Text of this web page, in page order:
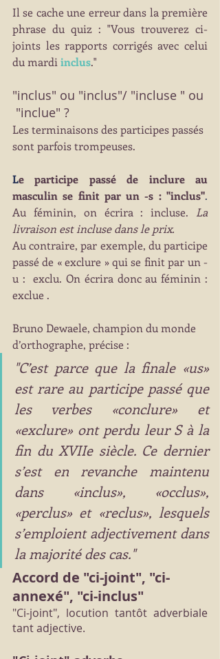
Il se cache une erreur dans la première
phrase du quiz : "Vous trouverez ci-
joints les rapports corrigés avec celui
du mardi inclus."
"inclus" ou "inclus"/ "incluse " ou
"inclue" ?
Les terminaisons des participes passés
sont parfois trompeuses.
Le participe passé de inclure au
masculin se finit par un -s : "inclus"
Au féminin, on écrira : incluse. La
livraison est incluse dans le prix.
Au contraire, par exemple, du participe
passé de « exclure » qui se finit par un -
u :  exclu. On écrira donc au féminin :
exclue .
Bruno Dewaele, champion du monde
d’orthographe, précise :
"C’est parce que la finale «us»
est rare au participe passé que
les verbes «conclure» et
«exclure» ont perdu leur S à la
fin du XVIIe siècle. Ce dernier
s’est en revanche maintenu
dans «inclus», «occlus»,
«perclus» et «reclus», lesquels
s’emploient adjectivement dans
la majorité des cas."
Accord de "ci-joint", "ci-
annexé", "ci-inclus"
"Ci-joint", locution tantôt adverbiale
tant adjective.